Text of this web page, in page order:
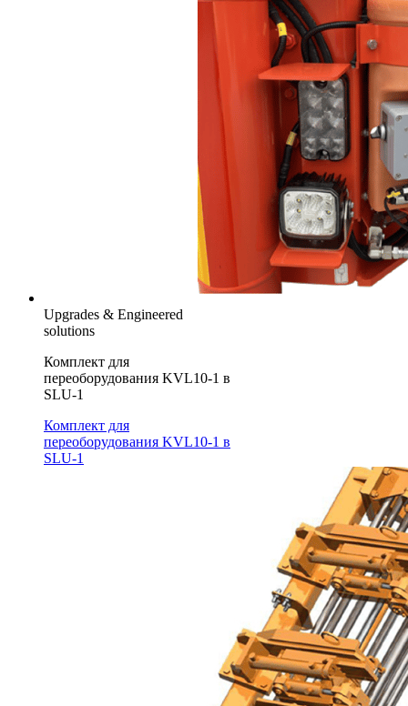
Upgrades & Engineered
solutions
Комплект для
переоборудования KVL10-1 в
SLU-1
Комплект для
переоборудования KVL10-1 в
SLU-1